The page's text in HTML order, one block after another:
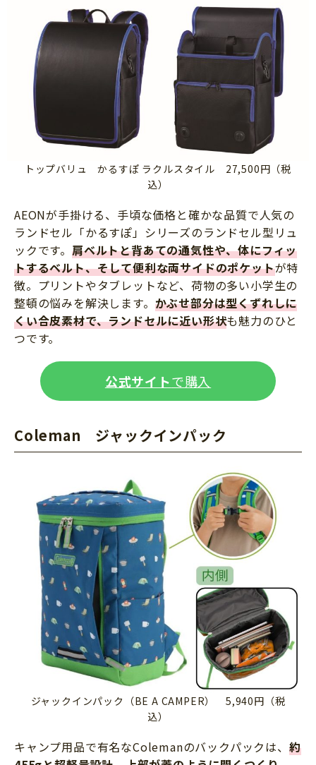
トップバリュ かるすぽ ラクルスタイル 27,500円（税
込）
AEONが手掛ける、手頃な価格と確かな品質で人気の
ランドセル「かるすぽ」シリーズのランドセル型リュ
ックです。 肩ベルトと背あての通気性や、体にフィッ
トするベルト、そして便利な両サイドのポケットが特
徴。プリントやタブレットなど、荷物の多い小学生の
整頓の悩みを解決します。 かぶせ部分は型くずれしに
くい合皮素材で、ランドセルに近い形状も魅力のひと
つです。
公式サイトで購入
Coleman ジャックインパック
ジャックインパック（BE A CAMPER） 5,940円（税
込）
キャンプ用品で有名なColemanのバックパックは、 約